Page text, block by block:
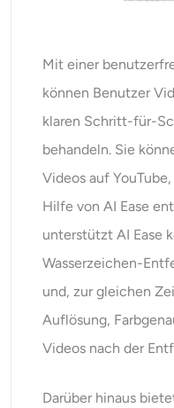
Mit einer
können Benutzer
klaren Schritt-für-
behandeln. Sie
Videos auf
Hilfe von AI Ease
unterstützt AI Ease
Wasserzeichen-
und, zur gleichen
Auflösung,
Videos nach der
Darüber hinaus